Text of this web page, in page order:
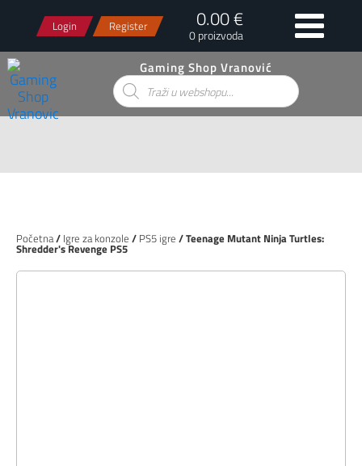
Login Register 0.00 €
0 proizvoda
Gaming Shop Vranović
Products
search
Početna/ Igre za konzole / PS5 igre / Teenage Mutant Ninja Turtles:
Shredder's Revenge PS5